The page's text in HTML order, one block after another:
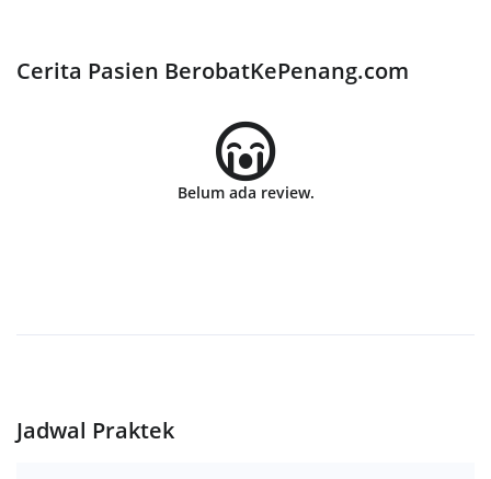
Cerita Pasien BerobatKePenang.com
Belum ada review.
Jadwal Praktek